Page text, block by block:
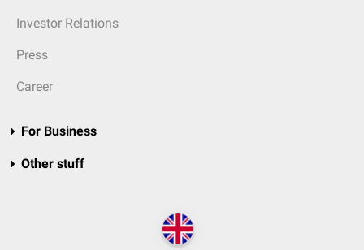
Investor Relations
Press
Career
For Business
Other stuff